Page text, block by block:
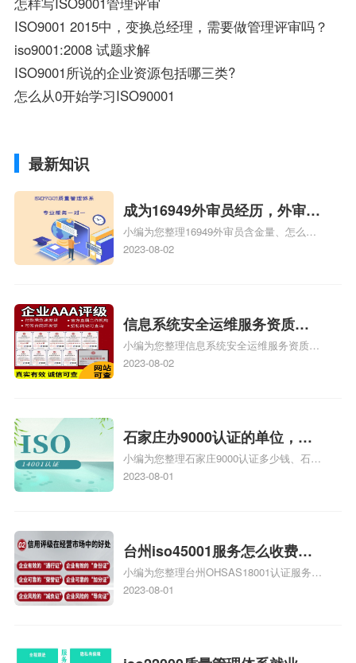
ISO9001 2015中，变换总经理，需要做管理评审吗？
iso9001:2008 试题求解
ISO9001所说的企业资源包括哪三类?
怎么从0开始学习ISO90001
最新知识
成为16949外审员经历，外审员
16949
小编为您整理16949外审员含金量、怎么才
能成为注册的TS16949:2009的外审员、我
2023-08-02
信息系统安全运维服务资质二
级费用，信息系统安全运维服
务资质二级
小编为您整理信息系统安全运维服务资质认
证证书机构有哪些、安全运维服务资质的费
体系认证知识，详情可查看下方正文！
2023-08-02
石家庄办9000认证的单位，石
家庄9000认证的公司
小编为您整理石家庄9000认证多少钱、石家
庄9000认证价格多少钱、石家庄9000认证
2023-08-01
台州iso45001服务怎么收费，
台州iso45001认证服务怎么收
费
小编为您整理台州OHSAS18001认证服务中
心哪家收费便宜、台州ISO9000认证，哪个
标准是什么相关iso体系认证知识，详情可
2023-08-01